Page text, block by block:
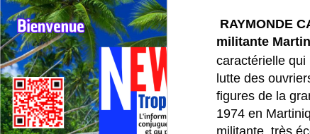
RAYMONDE
militante
caractérielle qui
lutte des
figures de la
1974 en
militante, très
JUL
30
Outremer: deux tours
cyclistes se
chevauchent, appel
urgent à une
harmonisation entre la
Réunion et la
Guadeloupe.